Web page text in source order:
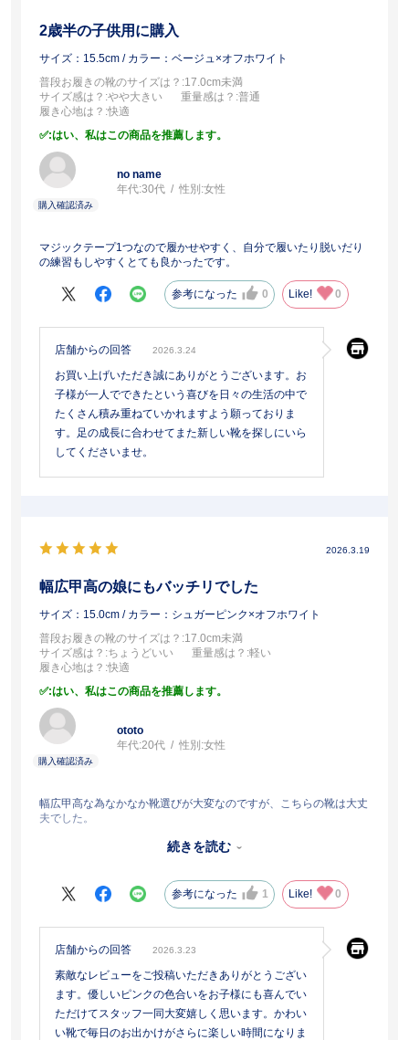
2歳半の子供用に購入
サイズ：15.5cm / カラー：ベージュ×オフホワイト
普段お履きの靴のサイズは？ :17.0cm未満
サイズ感は？ :やや大きい 重量感は？ :普通
履き心地は？ :快適
:はい、私はこの商品を推薦します。
no name
年代:30代 性別:女性
マジックテープ1つなので履かせやすく、自分で履いたり脱いだり
の練習もしやすくとても良かったです。
参考になった 0 Like! 0
店舗からの回答 2026.3.24
お買い上げいただき誠にありがとうございます。お
子様が一人でできたという喜びを日々の生活の中で
たくさん積み重ねていかれますよう願っておりま
す。足の成長に合わせてまた新しい靴を探しにいら
してくださいませ。
2026.3.19
幅広甲高の娘にもバッチリでした
サイズ：15.0cm / カラー：シュガーピンク×オフホワイト
普段お履きの靴のサイズは？ :17.0cm未満
サイズ感は？ :ちょうどいい 重量感は？ :軽い
履き心地は？ :快適
:はい、私はこの商品を推薦します。
ototo
年代:20代 性別:女性
幅広甲高な為なかなか靴選びが大変なのですが、こちらの靴は大丈
夫でした。
ベルトも１つなのでサッと履かせられます。
続きを読む
参考になった 1 Like! 0
店舗からの回答 2026.3.23
素敵なレビューをご投稿いただきありがとうござい
ます。優しいピンクの色合いをお子様にも喜んでい
ただけてスタッフ一同大変嬉しく思います。かわい
い靴で毎日のお出かけがさらに楽しい時間になりま